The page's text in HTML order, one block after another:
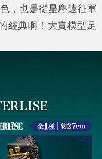
，也是從星塵遠征軍
經典啊！大賞模型足